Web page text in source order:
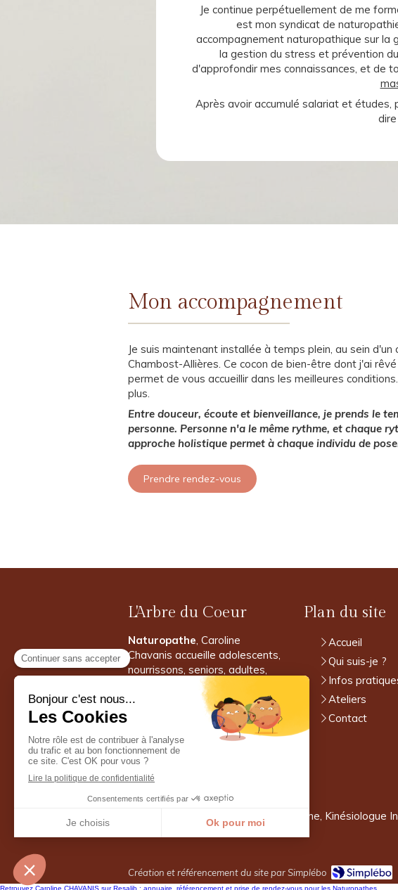
Je continue perpétuellement de me
est mon syndicat de
accompagnement naturopathique sur la
la gestion du stress et prévention
d'approfondir mes connaissances, et de
Après avoir accumulé salariat et études,
Mon accompagnement
Je suis maintenant installée à temps plein, au sein
Chambost-Allières. Ce cocon de bien-être dont j'ai
permet de vous accueillir dans les meilleures conditions.
plus.
Entre douceur, écoute et bienveillance, je prends le
personne. Personne n'a le même rythme, et chaque
approche holistique permet à chaque individu de
Prendre rendez-vous
L'Arbre du Coeur
Naturopathe, Caroline
Chavanis accueille adolescents,
nourrissons, seniors, adultes,
enfants dans son cabinet
proche de Villefranche-sur-
Prendre rendez-vous
Plan du site
Accueil
Qui suis-je ?
Infos
Ateliers
Contact
©2025 L'Arbre du Coeur - Naturopathe, Kinésiologue
Praticienne en massages bien-être
Création et référencement du site par Simplébo
Retrouvez Caroline CHAVANIS sur Resalib : annuaire, référencement et prise de rendez-vous pour les Naturopathes